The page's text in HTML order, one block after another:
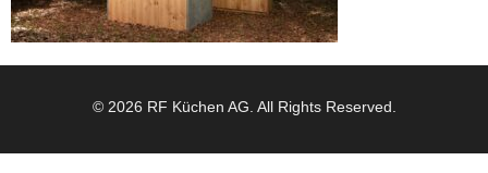
© 2026 RF Küchen AG. All Rights Reserved.